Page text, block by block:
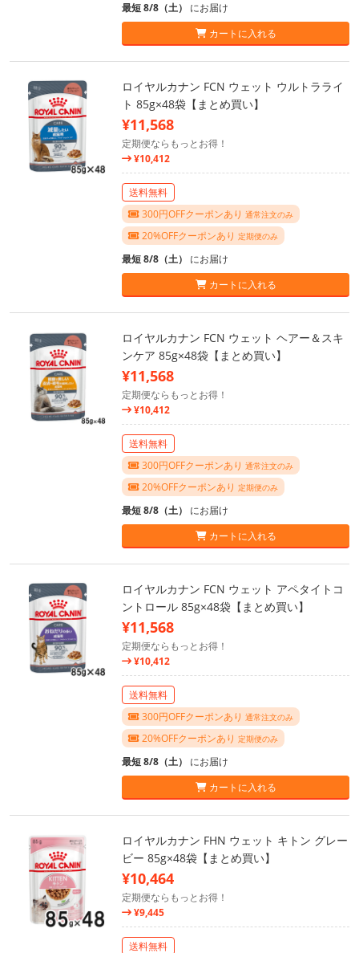
最短 8/8（土） にお届け
カートに入れる
ロイヤルカナン FCN ウェット ウルトラライ
ト 85g×48袋【まとめ買い】
¥11,568
定期便ならもっとお得！
¥10,412
送料無料
300円OFFクーポンあり 通常注文のみ
20%OFFクーポンあり 定期便のみ
最短 8/8（土） にお届け
カートに入れる
ロイヤルカナン FCN ウェット ヘアー＆スキ
ンケア 85g×48袋【まとめ買い】
¥11,568
定期便ならもっとお得！
¥10,412
送料無料
300円OFFクーポンあり 通常注文のみ
20%OFFクーポンあり 定期便のみ
最短 8/8（土） にお届け
カートに入れる
ロイヤルカナン FCN ウェット アペタイトコ
ントロール 85g×48袋【まとめ買い】
¥11,568
定期便ならもっとお得！
¥10,412
送料無料
300円OFFクーポンあり 通常注文のみ
20%OFFクーポンあり 定期便のみ
最短 8/8（土） にお届け
カートに入れる
ロイヤルカナン FHN ウェット キトン グレー
ビー 85g×48袋【まとめ買い】
¥10,464
定期便ならもっとお得！
¥9,445
送料無料